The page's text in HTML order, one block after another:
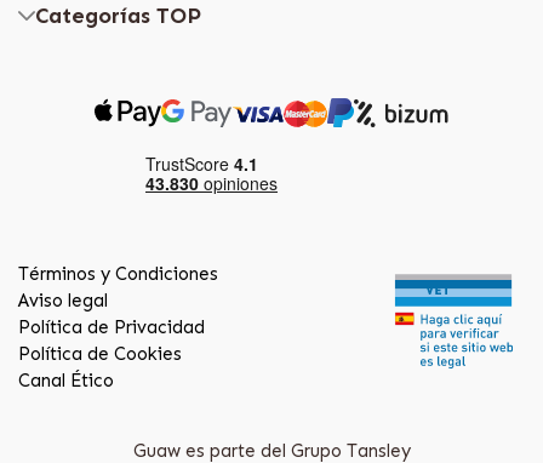
Categorías TOP
Términos y Condiciones
Aviso legal
Política de Privacidad
Política de Cookies
Canal Ético
Guaw es parte del Grupo Tansley